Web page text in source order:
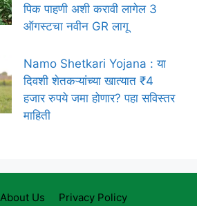
पिक पाहणी अशी करावी लागेल 3
ऑगस्टचा नवीन GR लागू
Namo Shetkari Yojana : या
दिवशी शेतकऱ्यांच्या खात्यात ₹4
हजार रुपये जमा होणार? पहा सविस्तर
माहिती
About Us Privacy Policy